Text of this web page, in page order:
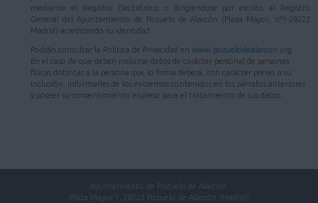
mediante el Registro Electrónico o dirigiéndose por escrito al Registro
General del Ayuntamiento de Pozuelo de Alarcón (Plaza Mayor, nº1-28223
Madrid) acreditando su identidad.
Podrán consultar la Política de Privacidad en www.pozuelodealarcon.org
En el caso de que deban incluirse datos de carácter personal de personas
físicas distintas a la persona que lo firma deberá, con carácter previo a su
inclusión, informarles de los extremos contenidos en los párrafos anteriores
y poseer su consentimiento expreso para el tratamiento de sus datos.
Ayuntamiento de Pozuelo de Alarcón.
Plaza Mayor 1, 28223 Pozuelo de Alarcón (Madrid)